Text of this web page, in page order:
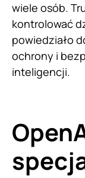
wiele osób.
kontrolować
powiedziało
ochrony i
inteligencji.